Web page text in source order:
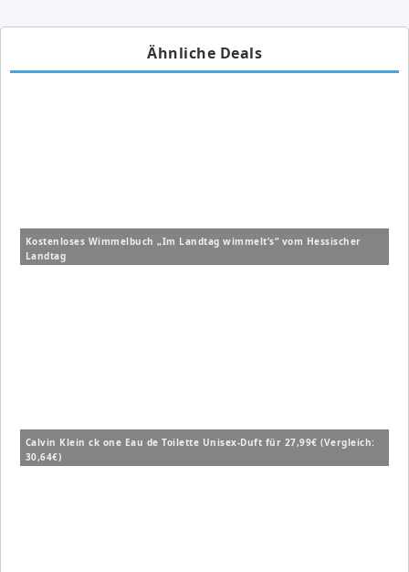
Ähnliche Deals
Kostenloses Wimmelbuch „Im Landtag wimmelt’s“ vom Hessischer
Landtag
Calvin Klein ck one Eau de Toilette Unisex-Duft für 27,99€ (Vergleich:
30,64€)